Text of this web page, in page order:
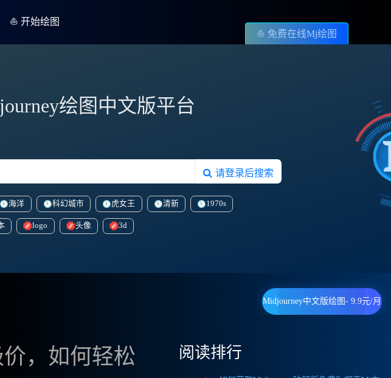
⛵️ 开始绘图
⛵️ 免费在线Mj绘图
绘图中文版平台
请登录后搜索
海洋 科幻城市 虎女王 清新 1970s
logo 头像 3d
Midjourney中文版绘图- 9.9元/月
，如何轻松
阅读排行